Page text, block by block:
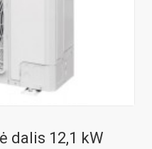
dalis 12,1 kW